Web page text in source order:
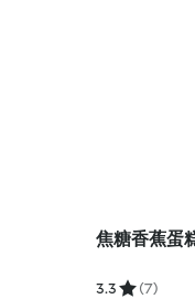
焦糖香蕉蛋
3.3 (7)